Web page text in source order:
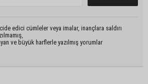
edici cümleler veya imalar, inançlara saldırı
ve büyük harflerle yazılmış yorumlar